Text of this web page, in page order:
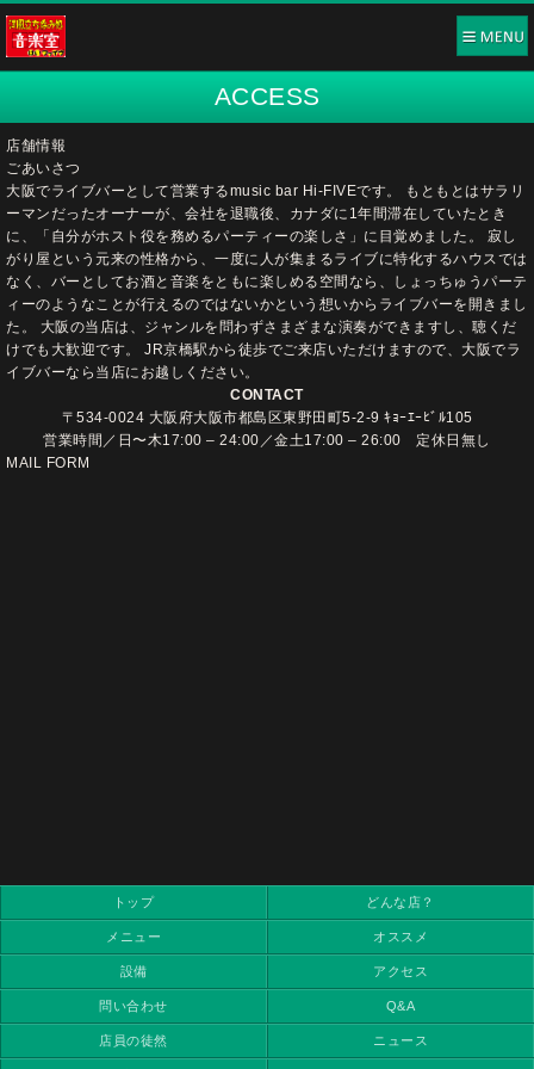
ACCESS
店舗情報
ごあいさつ
大阪でライブバーとして営業するmusic bar Hi-FIVEです。 もともとはサラリ
ーマンだったオーナーが、会社を退職後、カナダに1年間滞在していたとき
に、「自分がホスト役を務めるパーティーの楽しさ」に目覚めました。 寂し
がり屋という元来の性格から、一度に人が集まるライブに特化するハウスでは
なく、バーとしてお酒と音楽をともに楽しめる空間なら、しょっちゅうパーテ
ィーのようなことが行えるのではないかという想いからライブバーを開きまし
た。 大阪の当店は、ジャンルを問わずさまざまな演奏ができますし、聴くだ
けでも大歓迎です。 JR京橋駅から徒歩でご来店いただけますので、大阪でラ
イブバーなら当店にお越しください。
CONTACT
〒534-0024 大阪府大阪市都島区東野田町5-2-9 ｷｮｰｴｰﾋﾞﾙ105
営業時間／日〜木17:00 – 24:00／金土17:00 – 26:00 定休日無し
MAIL FORM
トップ どんな店？
メニュー オススメ
設備 アクセス
問い合わせ Q&A
店員の徒然 ニュース